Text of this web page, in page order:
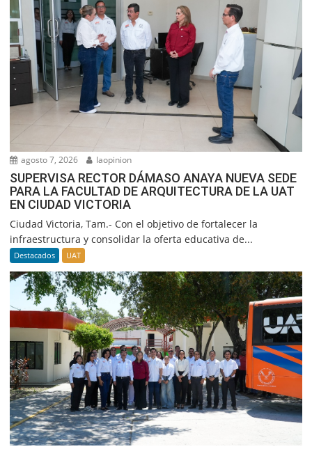
agosto 7, 2026 laopinion
SUPERVISA RECTOR DÁMASO ANAYA NUEVA SEDE
PARA LA FACULTAD DE ARQUITECTURA DE LA UAT
EN CIUDAD VICTORIA
Ciudad Victoria, Tam.- Con el objetivo de fortalecer la
infraestructura y consolidar la oferta educativa de...
Destacados UAT